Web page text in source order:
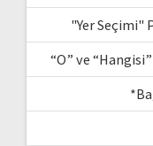
"Yer Seçimi"
“O” ve